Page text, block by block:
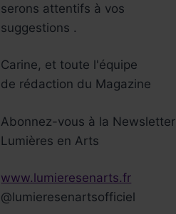
serons attentifs à vos
suggestions .
Carine, et toute l'équipe
de rédaction du Magazine
Abonnez-vous à la Newsletter
Lumières en Arts
www.lumieresenarts.fr
@lumieresenartsofficiel